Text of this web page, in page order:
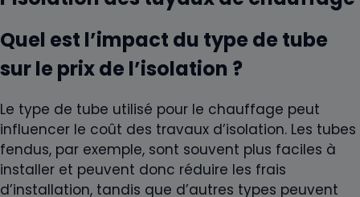
Quel est l’impact du type de tube
sur le prix de l’isolation ?
Le type de tube utilisé pour le chauffage peut
influencer le coût des travaux d’isolation. Les tubes
fendus, par exemple, sont souvent plus faciles à
installer et peuvent donc réduire les frais
d’installation, tandis que d’autres types peuvent